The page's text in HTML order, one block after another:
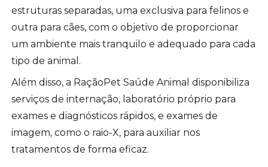
estruturas separadas, uma exclusiva para felinos e
outra para cães, com o objetivo de proporcionar
um ambiente mais tranquilo e adequado para cada
tipo de animal.
Além disso, a RaçãoPet Saúde Animal disponibiliza
serviços de internação, laboratório próprio para
exames e diagnósticos rápidos, e exames de
imagem, como o raio-X, para auxiliar nos
tratamentos de forma eficaz.